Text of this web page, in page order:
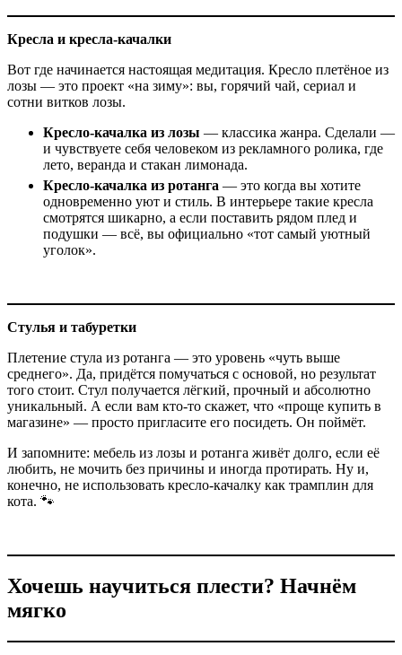
Кресла и кресла-качалки
Вот где начинается настоящая медитация. Кресло плетёное из
лозы — это проект «на зиму»: вы, горячий чай, сериал и
сотни витков лозы.
Кресло-качалка из лозы — классика жанра. Сделали —
и чувствуете себя человеком из рекламного ролика, где
лето, веранда и стакан лимонада.
Кресло-качалка из ротанга — это когда вы хотите
одновременно уют и стиль. В интерьере такие кресла
смотрятся шикарно, а если поставить рядом плед и
подушки — всё, вы официально «тот самый уютный
уголок».
Стулья и табуретки
Плетение стула из ротанга — это уровень «чуть выше
среднего». Да, придётся помучаться с основой, но результат
того стоит. Стул получается лёгкий, прочный и абсолютно
уникальный. А если вам кто-то скажет, что «проще купить в
магазине» — просто пригласите его посидеть. Он поймёт.
И запомните: мебель из лозы и ротанга живёт долго, если её
любить, не мочить без причины и иногда протирать. Ну и,
конечно, не использовать кресло-качалку как трамплин для
кота. 🐾
Хочешь научиться плести? Начнём
мягко